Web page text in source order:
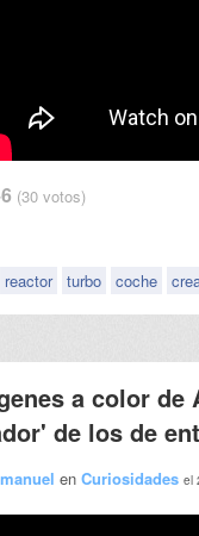
(30 votos)
reactor turbo coche
a color
de los de
manuel en Curiosidades el